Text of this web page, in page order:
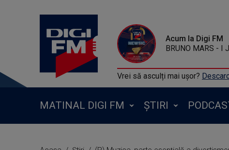
Acum la Digi FM
BRUNO MARS - I
Vrei să asculți mai ușor?
MATINAL DIGI FM ȘTIRI